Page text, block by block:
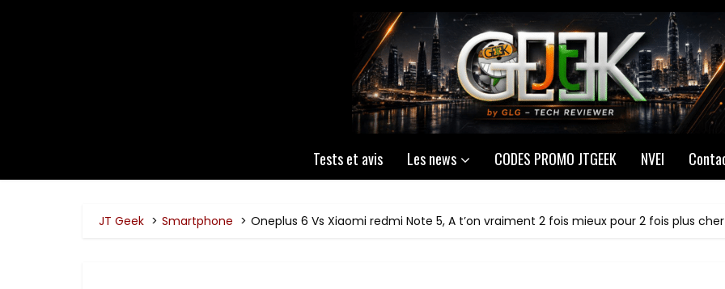
Tests et avis Les news CODES PROMO JTGEEK NVEI
JT Geek Smartphone Oneplus 6 Vs Xiaomi redmi Note 5, A t’on vraiment 2 fois mieux pour 2 fois plus